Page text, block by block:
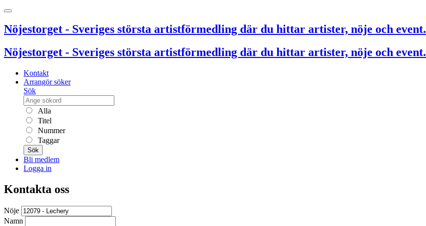
Nöjestorget - Sveriges största artistförmedling där du hittar artister, nöje och event.
Nöjestorget - Sveriges största artistförmedling där du hittar artister, nöje och event.
Kontakt
Arrangör söker
Sök
Alla
Titel
Nummer
Taggar
Sök
Bli medlem
Logga in
Kontakta oss
Nöje
Namn